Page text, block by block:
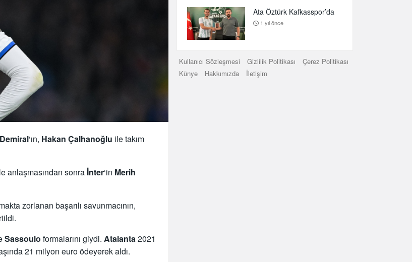
Demiral‘ın, Hakan Çalhanoğlu ile takım
anlaşmasından sonra İnter‘in Merih
zorlanan başarılı savunmacının,
Sassoulo formalarını giydi. Atalanta2021
21 milyon euro ödeyerek aldı.
Ata Öztürk Kafkasspor’da
1 yıl önce
Kullanıcı Sözleşmesi Gizlilik Politikası
Çerez Politikası
Künye
Hakkımızda İletişim